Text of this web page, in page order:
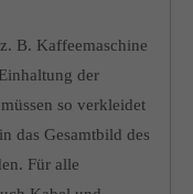
B. Kaffeemaschine
der
so verkleidet
das Gesamtbild des
Für alle